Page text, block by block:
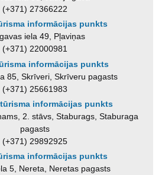
(+371) 27366222
informācijas punkts
iela 49, Pļaviņas
(+371) 22000981
informācijas punkts
85, Skrīveri, Skrīveru pagasts
(+371) 25661983
informācijas punkts
2. stāvs, Staburags, Staburaga
pagasts
(+371) 29892925
informācijas punkts
5, Nereta, Neretas pagasts